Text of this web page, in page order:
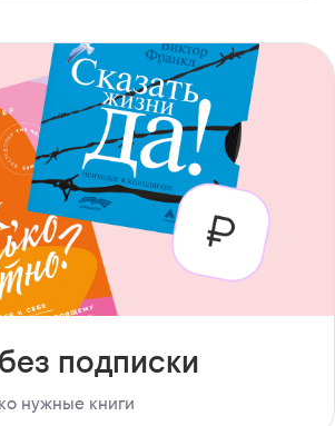
подписки
нужные книги